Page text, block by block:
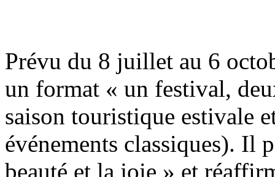
Prévu du 8 juillet au 6
un format « un festival,
saison touristique estivale
événements classiques). Il
beauté et la joie » et